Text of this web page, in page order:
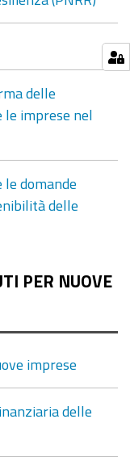
delle
le imprese nel
le domande
delle
PER NUOVE
imprese
delle